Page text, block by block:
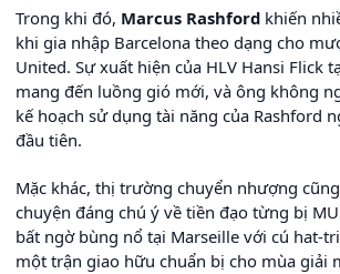
Trong khi đó, Marcus Rashford khiến
khi gia nhập Barcelona theo dạng cho
United. Sự xuất hiện của HLV Hansi Flick
mang đến luồng gió mới, và ông không
kế hoạch sử dụng tài năng của Rashford
đầu tiên.
Mặc khác, thị trường chuyển nhượng
chuyện đáng chú ý về tiền đạo từng bị
bất ngờ bùng nổ tại Marseille với cú hat-
một trận giao hữu chuẩn bị cho mùa giải